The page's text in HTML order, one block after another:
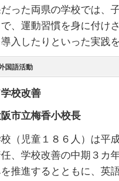
った両県の学校では、
、運動習慣を身に付け
入したりといった実践
国語活動
校改善
市立梅香小校長
（児童１８６人）は平
、学校改善の中期３カ
推進するとともに、英